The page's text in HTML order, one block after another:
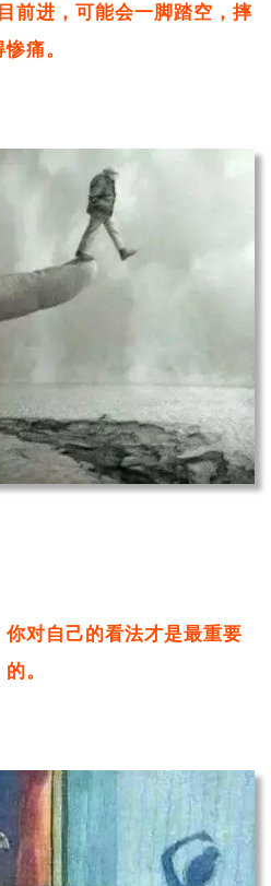
前进，可能会一脚踏空，摔
惨痛。
对自己的看法才是最重要
的。